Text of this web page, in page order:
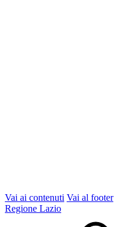
Vai ai contenuti Vai al footer
Regione Lazio